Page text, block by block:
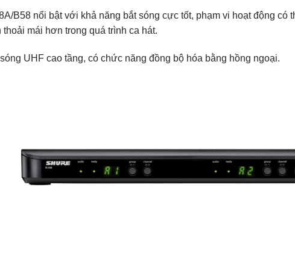
B58 nổi bật với khả năng bắt sóng cực tốt, phạm vi hoạt động có
thoải mái hơn trong quá trình ca hát.
UHF cao tầng, có chức năng đồng bộ hóa bằng hồng ngoại.